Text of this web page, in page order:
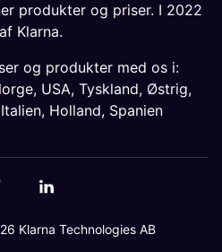
produkter og priser. I 2022
Klarna.
og produkter med os i:
, USA, Tyskland, Østrig,
Italien, Holland, Spanien
Klarna Technologies AB